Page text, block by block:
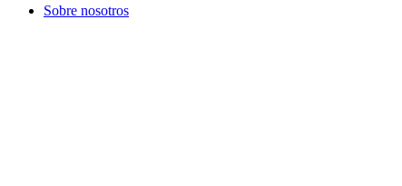
Sobre nosotros